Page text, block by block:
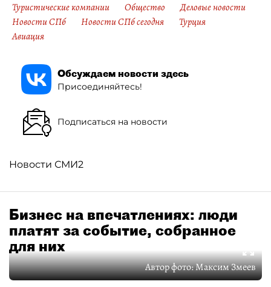
Туристические компании
Общество
Деловые новости
Новости СПб
Новости СПб сегодня
Турция
Авиация
Обсуждаем новости здесь
Присоединяйтесь!
Подписаться на новости
Новости СМИ2
Бизнес на впечатлениях: люди
платят за событие, собранное
для них
Автор фото:Максим Змеев